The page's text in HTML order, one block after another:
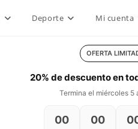
Deporte Mi cuenta
OFERTA
20% de descuento en
Termina el miércoles 5
00 00